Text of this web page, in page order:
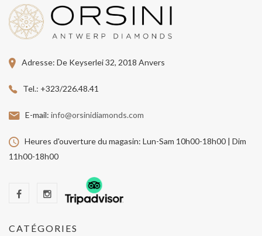
Adresse: De Keyserlei 32, 2018 Anvers
Tel.: +323/226.48.41
E-mail: info@orsinidiamonds.com
Heures d'ouverture du magasin: Lun-Sam 10h00-18h00 | Dim
11h00-18h00
CATÉGORIES